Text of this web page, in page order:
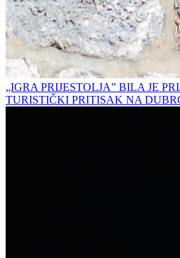
„IGRA PRIJESTOLJA” BILA JE
TURISTIČKI PRITISAK NA